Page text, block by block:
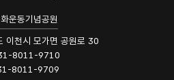
운동기념공원
이천시 모가면 공원로 30
8011-9710
8011-9709